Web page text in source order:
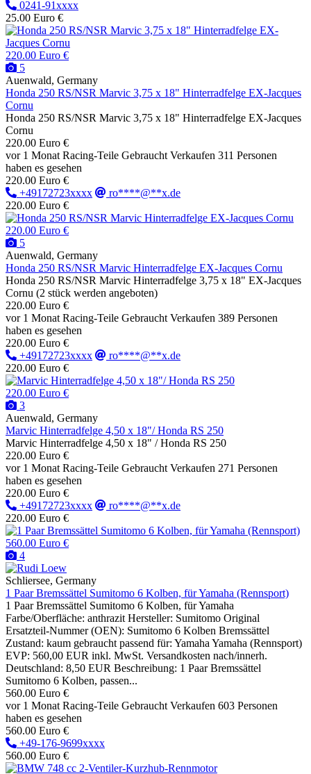
0241-91xxxx
25.00 Euro €
220.00 Euro €
5
Auenwald, Germany
Honda 250 RS/NSR Marvic 3,75 x 18" Hinterradfelge EX-Jacques
Cornu
Honda 250 RS/NSR Marvic 3,75 x 18" Hinterradfelge EX-Jacques
Cornu
220.00 Euro €
vor 1 Monat Racing-Teile Gebraucht Verkaufen 311 Personen
haben es gesehen
220.00 Euro €
+49172723xxxx
ro****@**x.de
220.00 Euro €
220.00 Euro €
5
Auenwald, Germany
Honda 250 RS/NSR Marvic Hinterradfelge EX-Jacques Cornu
Honda 250 RS/NSR Marvic Hinterradfelge 3,75 x 18" EX-Jacques
Cornu (2 stück werden angeboten)
220.00 Euro €
vor 1 Monat Racing-Teile Gebraucht Verkaufen 389 Personen
haben es gesehen
220.00 Euro €
+49172723xxxx
ro****@**x.de
220.00 Euro €
220.00 Euro €
3
Auenwald, Germany
Marvic Hinterradfelge 4,50 x 18"/ Honda RS 250
Marvic Hinterradfelge 4,50 x 18" / Honda RS 250
220.00 Euro €
vor 1 Monat Racing-Teile Gebraucht Verkaufen 271 Personen
haben es gesehen
220.00 Euro €
+49172723xxxx
ro****@**x.de
220.00 Euro €
560.00 Euro €
4
Schliersee, Germany
1 Paar Bremssättel Sumitomo 6 Kolben, für Yamaha (Rennsport)
1 Paar Bremssättel Sumitomo 6 Kolben, für Yamaha
Farbe/Oberfläche: anthrazit Hersteller: Sumitomo Original
Ersatzteil-Nummer (OEN): Sumitomo 6 Kolben Bremssättel
Zustand: kaum gebraucht passend für: Yamaha Yamaha (Rennsport)
EVP: 560,00 EUR inkl. MwSt. Versandkosten nach/innerh.
Deutschland: 8,50 EUR Beschreibung: 1 Paar Bremssättel
Sumitomo 6 Kolben, passen...
560.00 Euro €
vor 1 Monat Racing-Teile Gebraucht Verkaufen 603 Personen
haben es gesehen
560.00 Euro €
+49-176-9699xxxx
560.00 Euro €